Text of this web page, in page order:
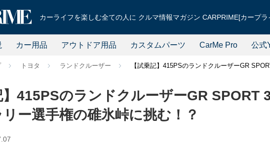
カーライフを楽しむ全ての人に クルマ情報マガジン CARPRIME[カープラ
カー用品 アウトドア用品 カスタムパーツ CarMe Pro 公式
トヨタ ランドクルーザー 【試乗記】415PSのランドクルーザーGR
】415PSのランドクルーザーGR SPORT
ー選手権の碓氷峠に挑む！？